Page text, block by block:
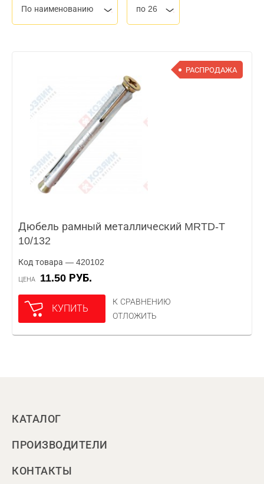
По наименованию по 26
РАСПРОДАЖА
Дюбель рамный металлический MRTD-T
10/132
Код товара — 420102
ЦЕНА 11.50 РУБ.
КУПИТЬ
К СРАВНЕНИЮ
ОТЛОЖИТЬ
КАТАЛОГ
ПРОИЗВОДИТЕЛИ
КОНТАКТЫ